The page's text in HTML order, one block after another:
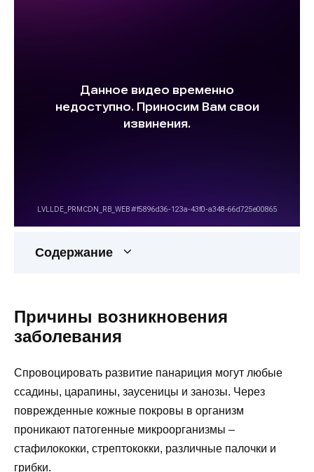
Содержание
Причины возникновения
заболевания
Спровоцировать развитие панариция могут любые
ссадины, царапины, заусеницы и занозы. Через
поврежденные кожные покровы в организм
проникают патогенные микроорганизмы –
стафилококки, стрептококки, различные палочки и
грибки.